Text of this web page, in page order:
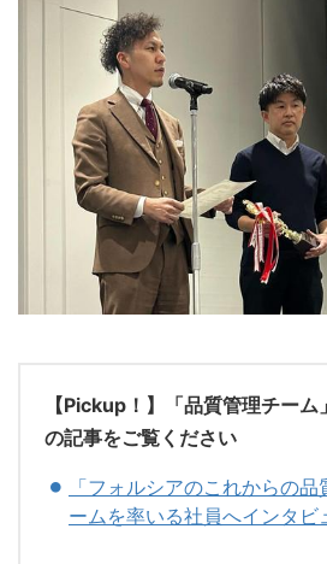
【Pickup！】「品質管理チー
の記事をご覧ください
「フォルシアのこれからの
ームを率いる社員へインタビ